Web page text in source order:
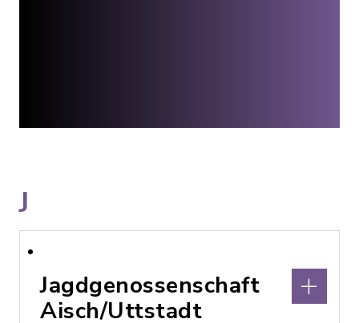
J
Jagdgenossenschaft
Aisch/Uttstadt